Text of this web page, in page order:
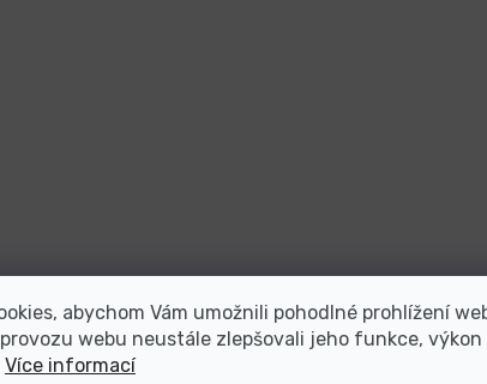
abychom Vám umožnili pohodlné prohlížení
webu neustále zlepšovali jeho funkce, výkon
Více informací